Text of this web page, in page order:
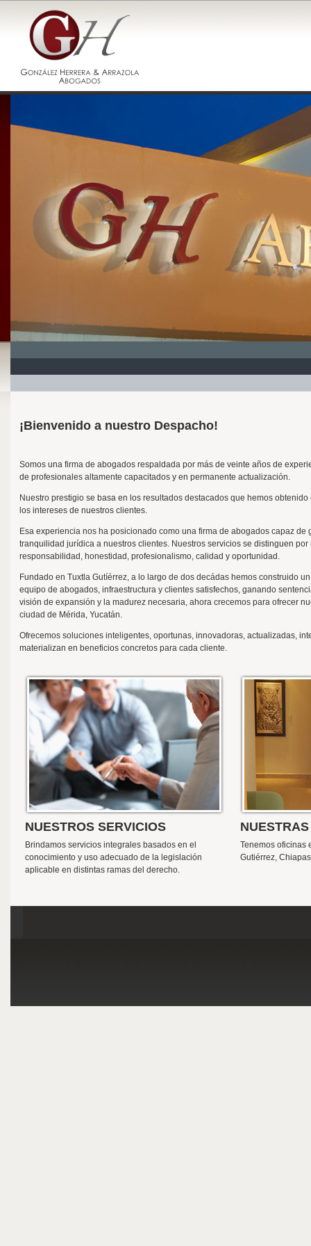
¡Bienvenido a nuestro Despacho!
Somos una firma de abogados respaldada por más de veinte años de
de profesionales altamente capacitados y en permanente actualización.
Nuestro prestigio se basa en los resultados destacados que hemos
los intereses de nuestros clientes.
Esa experiencia nos ha posicionado como una firma de abogados capaz de
tranquilidad jurídica a nuestros clientes. Nuestros servicios se distinguen
responsabilidad, honestidad, profesionalismo, calidad y oportunidad.
Fundado en Tuxtla Gutíérrez, a lo largo de dos decádas hemos construido
equipo de abogados, infraestructura y clientes satisfechos, ganando
visión de expansión y la madurez necesaria, ahora crecemos para ofrecer
ciudad de Mérida, Yucatán.
Ofrecemos soluciones inteligentes, oportunas, innovadoras, actualizadas,
materializan en beneficios concretos para cada cliente.
NUESTROS SERVICIOS
Brindamos servicios integrales basados en el
conocimiento y uso adecuado de la legislación
aplicable en distintas ramas del derecho.
Tenemos oficinas
Gutiérrez,